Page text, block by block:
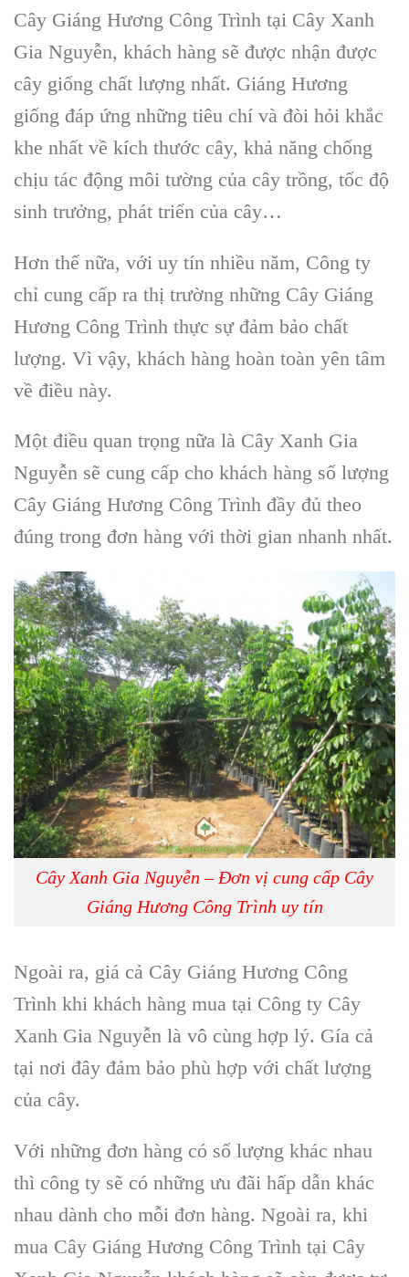
Cây Giáng Hương Công Trình tại Cây Xanh
Gia Nguyễn, khách hàng sẽ được nhận được
cây giống chất lượng nhất. Giáng Hương
giống đáp ứng những tiêu chí và đòi hỏi khắc
khe nhất về kích thước cây, khả năng chống
chịu tác động môi tường của cây trồng, tốc độ
sinh trưởng, phát triển của cây…
Hơn thế nữa, với uy tín nhiều năm, Công ty
chỉ cung cấp ra thị trường những Cây Giáng
Hương Công Trình thực sự đảm bảo chất
lượng. Vì vậy, khách hàng hoàn toàn yên tâm
về điều này.
Một điều quan trọng nữa là Cây Xanh Gia
Nguyễn sẽ cung cấp cho khách hàng số lượng
Cây Giáng Hương Công Trình đầy đủ theo
đúng trong đơn hàng với thời gian nhanh nhất.
Cây Xanh Gia Nguyễn – Đơn vị cung cấp Cây
Giáng Hương Công Trình uy tín
Ngoài ra, giá cả Cây Giáng Hương Công
Trình khi khách hàng mua tại Công ty Cây
Xanh Gia Nguyễn là vô cùng hợp lý. Gía cả
tại nơi đây đảm bảo phù hợp với chất lượng
của cây.
Với những đơn hàng có số lượng khác nhau
thì công ty sẽ có những ưu đãi hấp dẫn khác
nhau dành cho mỗi đơn hàng. Ngoài ra, khi
mua Cây Giáng Hương Công Trình tại Cây